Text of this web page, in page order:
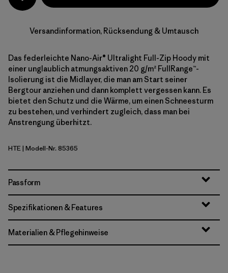
Versandinformation, Rücksendung & Umtausch
Das federleichte Nano-Air® Ultralight Full-Zip Hoody mit
einer unglaublich atmungsaktiven 20 g/m² FullRange™-
Isolierung ist die Midlayer, die man am Start seiner
Bergtour anziehen und dann komplett vergessen kann. Es
bietet den Schutz und die Wärme, um einen Schneesturm
zu bestehen, und verhindert zugleich, dass man bei
Anstrengung überhitzt.
Hot Ember
HTE| Modell-Nr. 85365
Passform
Spezifikationen & Features
Materialien & Pflegehinweise